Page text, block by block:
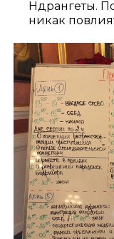
Ндрангеты.
никак